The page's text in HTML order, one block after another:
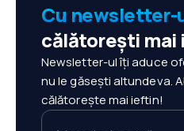
Cu newsletter-
călătorești
Newsletter-ul îți aduce
nu le găsești altundeva.
călătorește mai ieftin!
Adresa ta de e-mail